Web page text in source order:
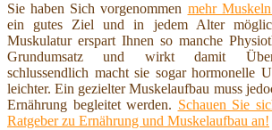
Sie haben Sich vorgenommen mehr
ein gutes Ziel und in jedem Alter
Muskulatur erspart Ihnen so manche
Grundumsatz und wirkt damit
schlussendlich macht sie sogar hormonelle
leichter. Ein gezielter Muskelaufbau muss
Ernährung begleitet werden. Schauen Sie
Ratgeber zu Ernährung und Muskelaufbau an!